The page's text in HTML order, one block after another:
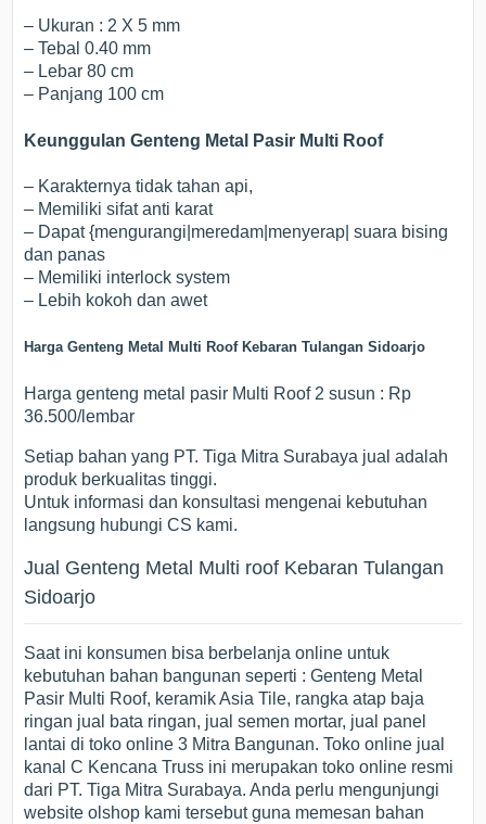
– Ukuran : 2 X 5 mm
– Tebal 0.40 mm
– Lebar 80 cm
– Panjang 100 cm
Keunggulan Genteng Metal Pasir Multi Roof
– Karakternya tidak tahan api,
– Memiliki sifat anti karat
– Dapat {mengurangi|meredam|menyerap| suara bising
dan panas
– Memiliki interlock system
– Lebih kokoh dan awet
Harga Genteng Metal Multi Roof Kebaran Tulangan Sidoarjo
Harga genteng metal pasir Multi Roof 2 susun : Rp
36.500/lembar
Setiap bahan yang PT. Tiga Mitra Surabaya jual adalah
produk berkualitas tinggi.
Untuk informasi dan konsultasi mengenai kebutuhan
langsung hubungi CS kami.
Jual Genteng Metal Multi roof Kebaran Tulangan
Sidoarjo
Saat ini konsumen bisa berbelanja online untuk
kebutuhan bahan bangunan seperti : Genteng Metal
Pasir Multi Roof, keramik Asia Tile, rangka atap baja
ringan jual bata ringan, jual semen mortar, jual panel
lantai di toko online 3 Mitra Bangunan. Toko online jual
kanal C Kencana Truss ini merupakan toko online resmi
dari PT. Tiga Mitra Surabaya. Anda perlu mengunjungi
website olshop kami tersebut guna memesan bahan